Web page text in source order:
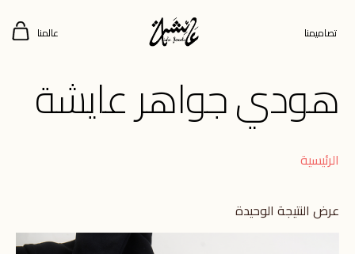
تصاميمنا عالمنا
هودي جواهر عايشة
الرئيسية
عرض النتيجة الوحيدة